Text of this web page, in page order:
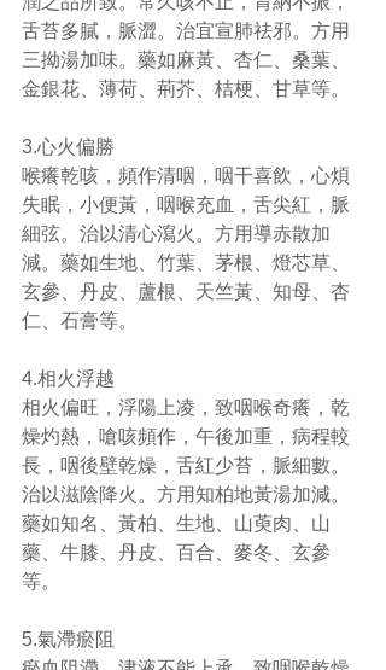
舌苔多膩，脈澀。治宜宣肺祛邪。方用
三拗湯加味。藥如麻黃、杏仁、桑葉、
金銀花、薄荷、荊芥、桔梗、甘草等。
3.心火偏勝
喉癢乾咳，頻作清咽，咽干喜飲，心煩
失眠，小便黃，咽喉充血，舌尖紅，脈
細弦。治以清心瀉火。方用導赤散加
減。藥如生地、竹葉、茅根、燈芯草、
玄參、丹皮、蘆根、天竺黃、知母、杏
仁、石膏等。
4.相火浮越
相火偏旺，浮陽上凌，致咽喉奇癢，乾
燥灼熱，嗆咳頻作，午後加重，病程較
長，咽後壁乾燥，舌紅少苔，脈細數。
治以滋陰降火。方用知柏地黃湯加減。
藥如知名、黃柏、生地、山萸肉、山
藥、牛膝、丹皮、百合、麥冬、玄參
等。
5.氣滯瘀阻